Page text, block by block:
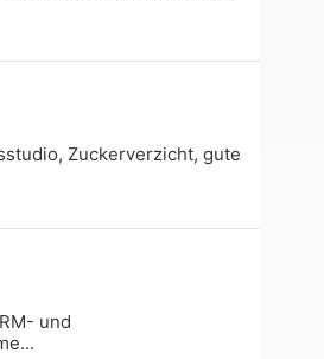
Zuckerverzicht, gute
und